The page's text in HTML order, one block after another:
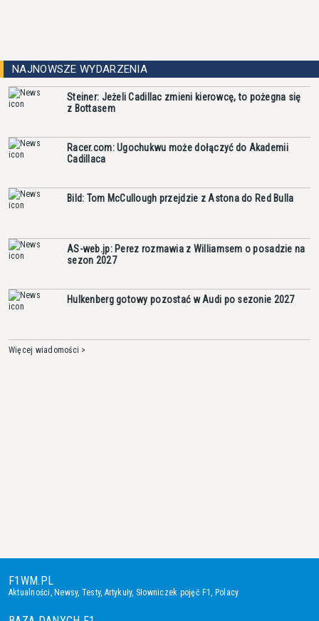
NAJNOWSZE WYDARZENIA
Steiner: Jeżeli Cadillac zmieni kierowcę, to pożegna się
z Bottasem
Racer.com: Ugochukwu może dołączyć do Akademii
Cadillaca
Bild: Tom McCullough przejdzie z Astona do Red Bulla
AS-web.jp: Perez rozmawia z Williamsem o posadzie na
sezon 2027
Hulkenberg gotowy pozostać w Audi po sezonie 2027
Więcej wiadomości >
F1WM.PL
Aktualności,Newsy, Testy, Artykuły, Słowniczek pojęć F1, Polacy